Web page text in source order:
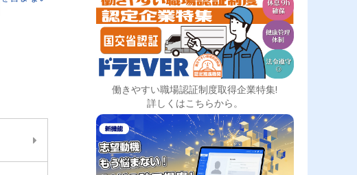
働きやすい職場認証制度取得企業特集!
詳しくはこちらから。